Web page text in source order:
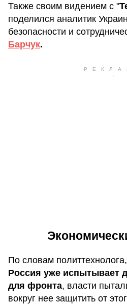
Также своим видением с "
поделился аналитик
безопасности и
Барчук.
По словам
Россия уже испытывает
для фронта, власти
вокруг нее защитить от